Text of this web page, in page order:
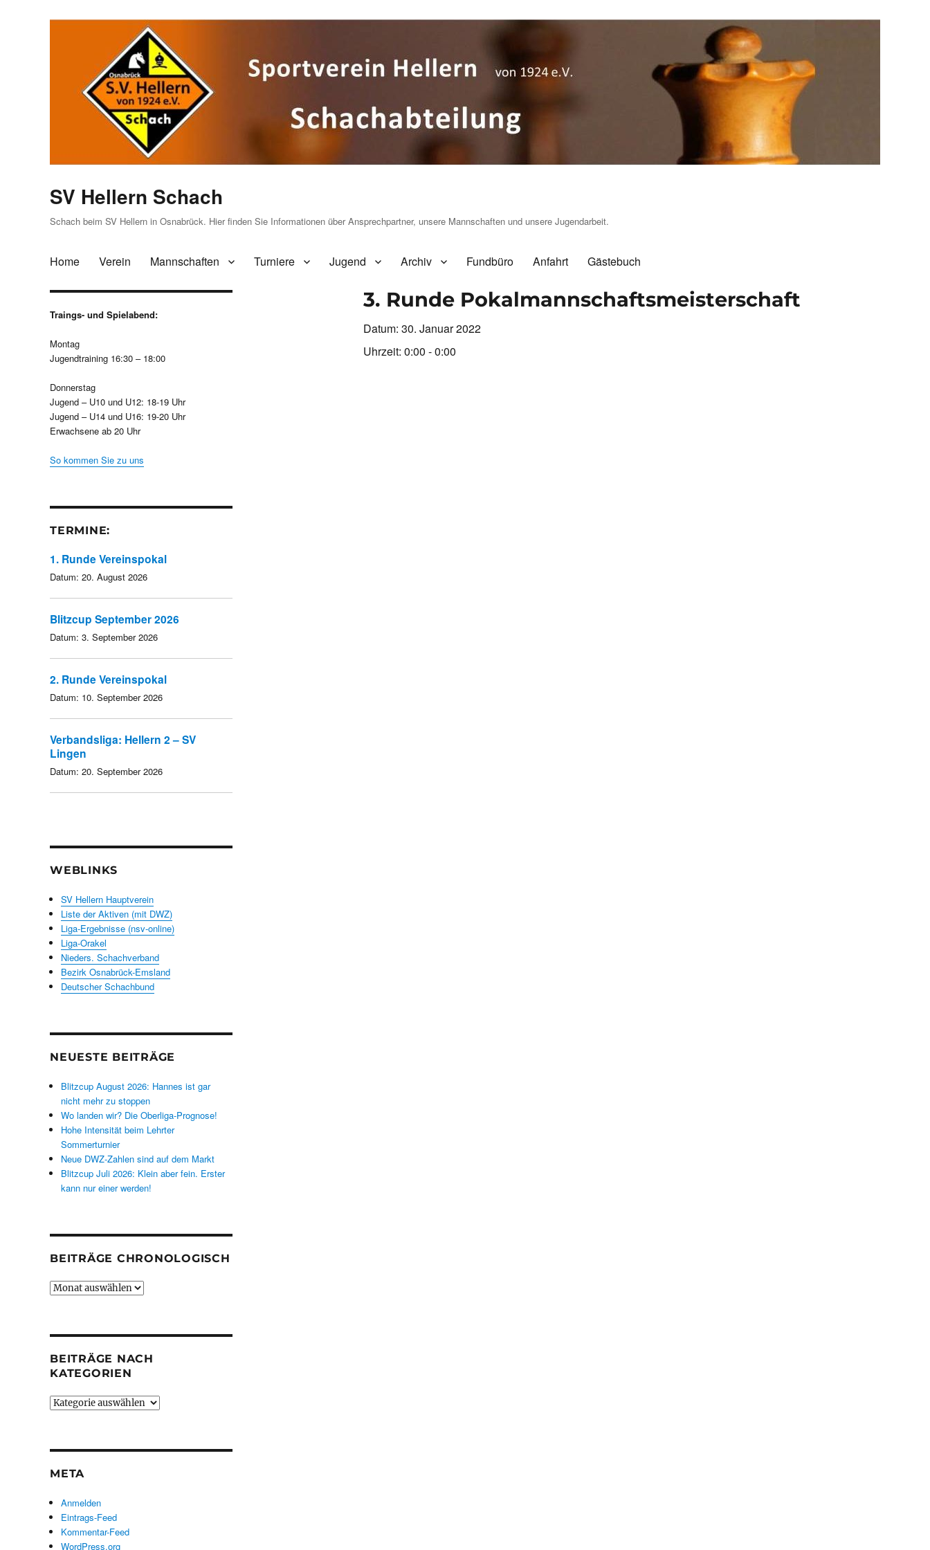
SV Hellern Schach
Schach beim SV Hellern in Osnabrück. Hier finden Sie Informationen über Ansprechpartner, unsere Mannschaften und unsere Jugendarbeit.
Home Verein Mannschaften Turniere Jugend Archiv Fundbüro Anfahrt Gästebuch
3. Runde Pokalmannschaftsmeisterschaft
Datum: 30. Januar 2022
Uhrzeit: 0:00 - 0:00
Traings- und Spielabend:
Montag
Jugendtraining 16:30 – 18:00
Donnerstag
Jugend – U10 und U12: 18-19 Uhr
Jugend – U14 und U16: 19-20 Uhr
Erwachsene ab 20 Uhr
So kommen Sie zu uns
TERMINE:
1. Runde Vereinspokal
Datum: 20. August 2026
Blitzcup September 2026
Datum: 3. September 2026
2. Runde Vereinspokal
Datum: 10. September 2026
Verbandsliga: Hellern 2 – SV
Lingen
Datum: 20. September 2026
WEBLINKS
SV Hellern Hauptverein
Liste der Aktiven (mit DWZ)
Liga-Ergebnisse (nsv-online)
Liga-Orakel
Nieders. Schachverband
Bezirk Osnabrück-Emsland
Deutscher Schachbund
NEUESTE BEITRÄGE
Blitzcup August 2026: Hannes ist gar
nicht mehr zu stoppen
Wo landen wir? Die Oberliga-Prognose!
Hohe Intensität beim Lehrter
Sommerturnier
Neue DWZ-Zahlen sind auf dem Markt
Blitzcup Juli 2026: Klein aber fein. Erster
kann nur einer werden!
BEITRÄGE CHRONOLOGISCH
Beiträge
BEITRÄGE NACH
KATEGORIEN
Beiträge
META
Anmelden
Eintrags-Feed
Kommentar-Feed
WordPress.org